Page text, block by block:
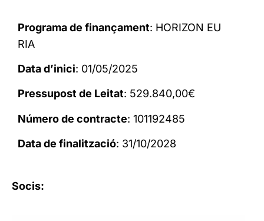
Programa de finançament: HORIZON EU
RIA
Data d’inici: 01/05/2025
Pressupost de Leitat: 529.840,00€
Número de contracte: 101192485
Data de finalització: 31/10/2028
Socis: